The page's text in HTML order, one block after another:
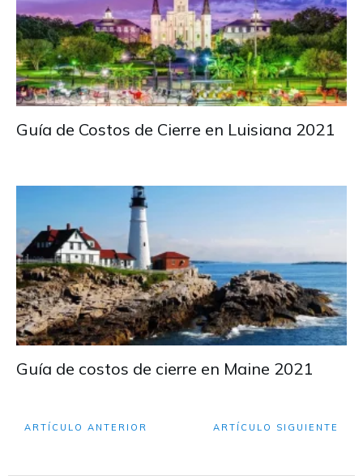
Guía de Costos de Cierre en Luisiana 2021
Guía de costos de cierre en Maine 2021
ARTÍCULO ANTERIOR ARTÍCULO SIGUIENTE